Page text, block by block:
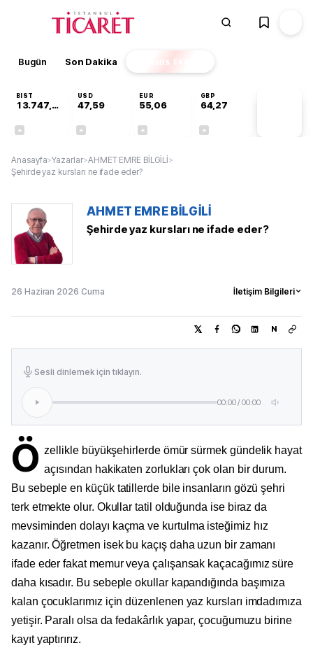
Bugün Son Dakika Finans EKSTRA
BIST
13.747,72
USD
47,59
EUR
55,06
GBP
64,27
Anasayfa>Yazarlar>AHMET EMRE BİLGİLİ>
Şehirde yaz kursları ne ifade eder?
AHMET EMRE BİLGİLİ
Şehirde yaz kursları ne ifade eder?
26 Haziran 2026 Cuma İletişim Bilgileri
N
Sesli dinlemek için tıklayın.
00:00/00:00
Ö zellikle büyükşehirlerde ömür sürmek gündelik hayat
açısından hakikaten zorlukları çok olan bir durum.
Bu sebeple en küçük tatillerde bile insanların gözü şehri
terk etmekte olur. Okullar tatil olduğunda ise biraz da
mevsiminden dolayı kaçma ve kurtulma isteğimiz hız
kazanır. Öğretmen isek bu kaçış daha uzun bir zamanı
ifade eder fakat memur veya çalışansak kaçacağımız süre
daha kısadır. Bu sebeple okullar kapandığında başımıza
kalan çocuklarımız için düzenlenen yaz kursları imdadımıza
yetişir. Paralı olsa da fedakârlık yapar, çocuğumuzu birine
kayıt yaptırırız.